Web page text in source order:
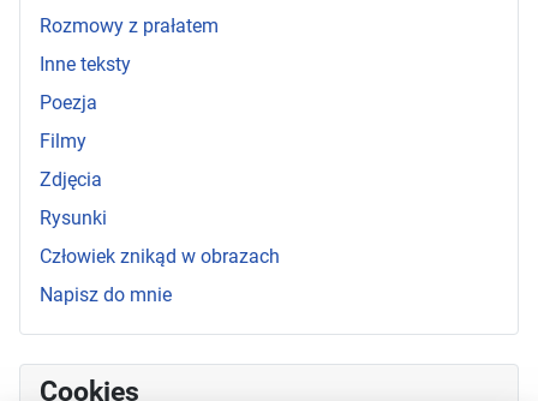
Rozmowy z prałatem
Inne teksty
Poezja
Filmy
Zdjęcia
Rysunki
Człowiek znikąd w obrazach
Napisz do mnie
Cookies